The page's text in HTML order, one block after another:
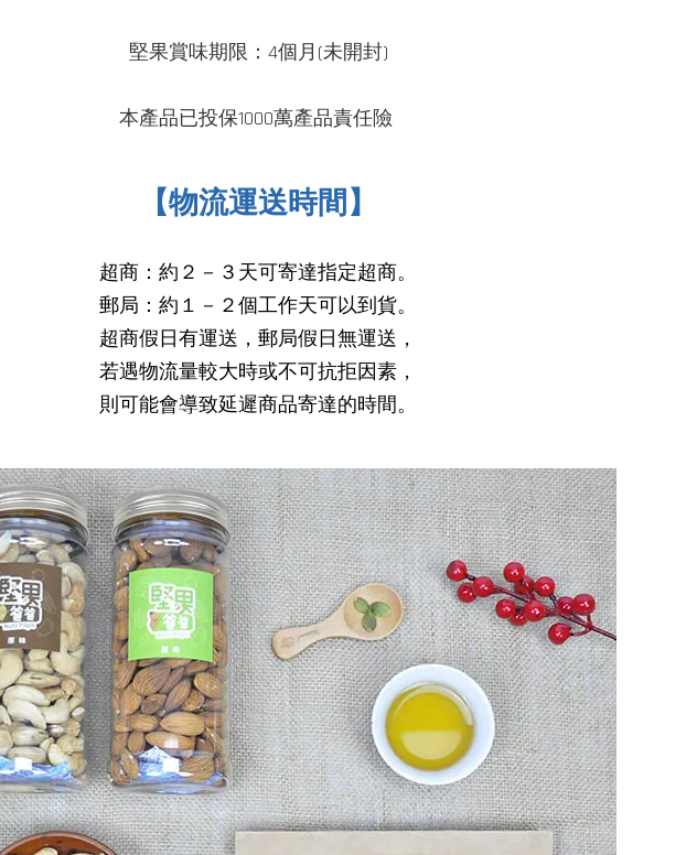
堅果賞味期限：4個月(未開封)
本產品已投保1000萬產品責任險
【物流運送時間】
超商：約２－３天可寄達指定超商。
郵局：約１－２個工作天可以到貨。
超商假日有運送，郵局假日無運送，
若遇物流量較大時或不可抗拒因素，
則可能會導致延遲商品寄達的時間。